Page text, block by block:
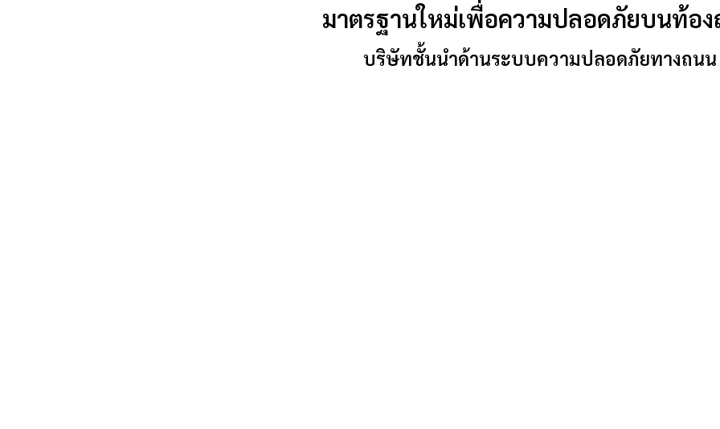
มาตรฐานใหม่เพื่อความปลอดภัยบนท้อ
บริษัทชั้นนำด้านระบบความปลอดภัยทางถนน